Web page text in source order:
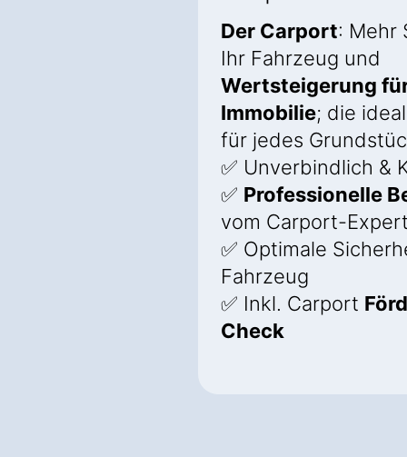
Der Carport: Mehr
Ihr Fahrzeug und
Wertsteigerung
Immobilie; die
für jedes
✅ Unverbindlich &
✅ Professionelle
vom Carport-
✅ Optimale
Fahrzeug
✅ Inkl. Carport
Check